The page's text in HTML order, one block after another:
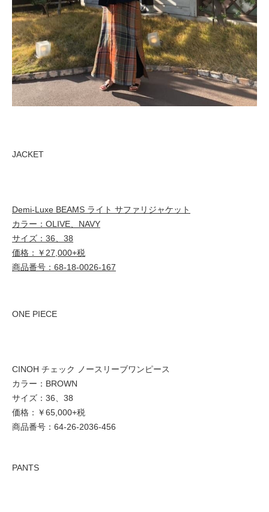
JACKET
Demi-Luxe BEAMS ライト サファリジャケット
カラー：OLIVE、NAVY
サイズ：36、38
価格：￥27,000+税
商品番号：68-18-0026-167
ONE PIECE
CINOH チェック ノースリーブワンピース
カラー：BROWN
サイズ：36、38
価格：￥65,000+税
商品番号：64-26-2036-456
PANTS